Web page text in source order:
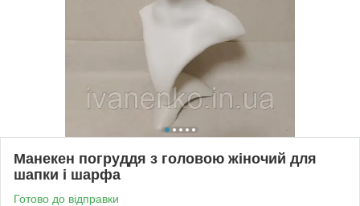
Манекен погруддя з головою жіночий для
шапки і шарфа
Готово до відправки